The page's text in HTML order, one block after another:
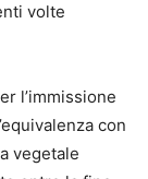
volte
l’immissione
con
vegetale